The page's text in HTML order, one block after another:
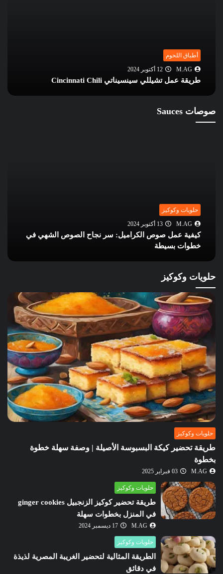
أطباق اللحوم
M.AG
12 أكتوبر 2024
طريقة عمل تشيللي سينسيناتي Cincinnati Chili
صوصات Sauces
حلويات وكوكيز
M.AG
13 أكتوبر 2024
كيفية عمل صوص الكراميل: سر نجاح الصوص الشهي في
خطوات بسيطة
حلويات وكوكيز
حلويات وكوكيز
طريقة تحضير كيكة البسبوسة الأصيلة | وصفة سهلة خطوة
بخطوة
M.AG 03 فبراير 2025
حلويات وكوكيز
طريقة تحضير كوكيز الزنجبيل ginger cookies
في المنزل بخطوات سهلة
M.AG 17 ديسمبر 2024
حلويات وكوكيز
الطريقة المثالية لتحضير الغريبة المصرية لذيذة
في دقائق